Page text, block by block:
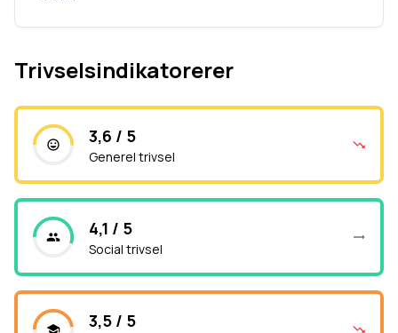
Trivselsindikatorerer
3,6 / 5
Generel trivsel
4,1 / 5
Social trivsel
3,5 / 5